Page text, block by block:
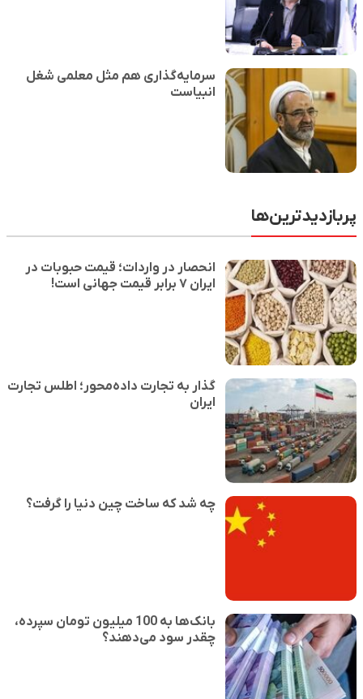
سرمایه‌گذاری هم مثل معلمی شغل
انبیاست
پربازدیدترین‌ها
انحصار در واردات؛ قیمت حبوبات در
ایران ۷ برابر قیمت جهانی است!
گذار به تجارت داده‌محور؛ اطلس تجارت
ایران
چه شد که ساخت چین دنیا را گرفت؟
بانک‌ها به 100 میلیون تومان سپرده،
چقدر سود می‌دهند؟